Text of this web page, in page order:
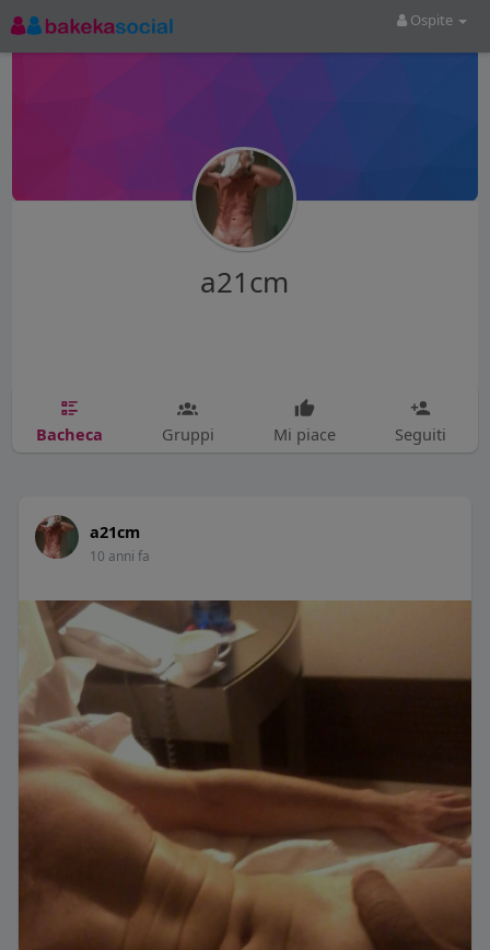
Ospite
a21cm
Bacheca Gruppi Mi piace Seguiti
a21cm
10 anni fa